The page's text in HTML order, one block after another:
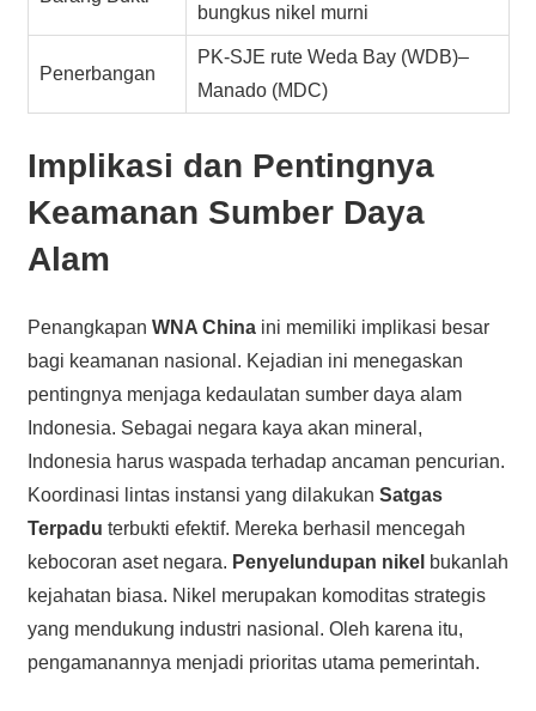
bungkus nikel murni
Penerbangan
PK-SJE rute Weda Bay (WDB)–
Manado (MDC)
Implikasi dan Pentingnya
Keamanan Sumber Daya
Alam
Penangkapan WNA Chinaini memiliki implikasi besar
bagi keamanan nasional. Kejadian ini menegaskan
pentingnya menjaga kedaulatan sumber daya alam
Indonesia. Sebagai negara kaya akan mineral,
Indonesia harus waspada terhadap ancaman pencurian.
Koordinasi lintas instansi yang dilakukan Satgas
Terpadu terbukti efektif. Mereka berhasil mencegah
kebocoran aset negara. Penyelundupan nikel bukanlah
kejahatan biasa. Nikel merupakan komoditas strategis
yang mendukung industri nasional. Oleh karena itu,
pengamanannya menjadi prioritas utama pemerintah.